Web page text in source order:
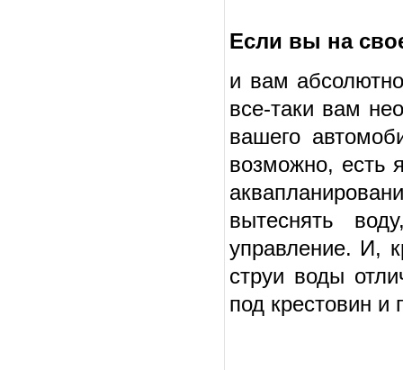
Если вы на
и вам
все-таки вам
вашего
возможно, есть
вытеснять
управление. И,
струи воды
под крестовин и